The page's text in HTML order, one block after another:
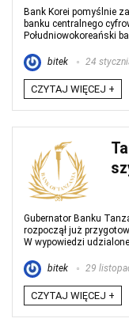
Bank Korei pomyślnie
banku centralnego
Południowokoreański
bitek 24
CZYTAJ WIĘCEJ +
Gubernator Banku
rozpoczął już
W wypowiedzi
bitek 29
CZYTAJ WIĘCEJ +